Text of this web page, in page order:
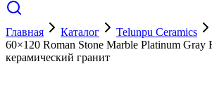
Главная Каталог Telunpu Ceramics
60×120 Roman Stone Marble Platinum Gray
керамический гранит